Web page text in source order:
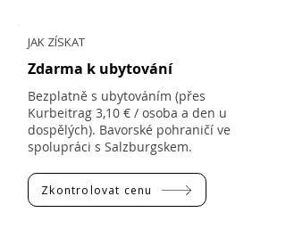
JAK ZÍSKAT
Zdarma k ubytování
Bezplatně s ubytováním (přes
Kurbeitrag 3,10 € / osoba a den u
dospělých). Bavorské pohraničí ve
spolupráci s Salzburgskem.
Zkontrolovat cenu